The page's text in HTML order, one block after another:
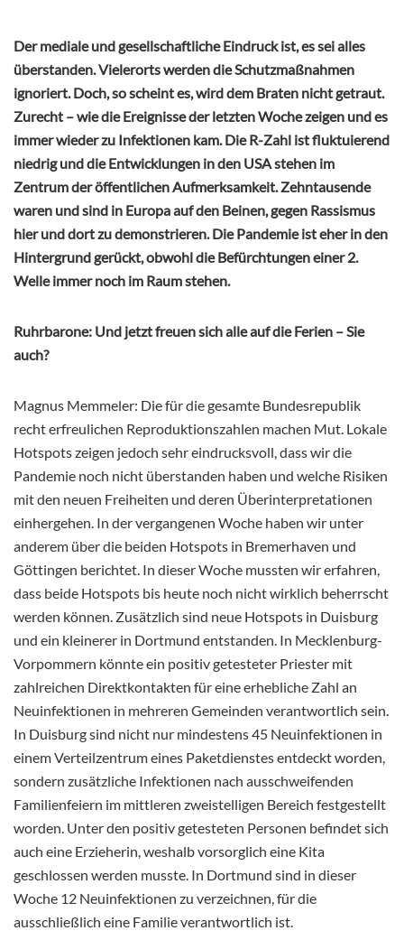
Der mediale und gesellschaftliche Eindruck ist, es sei alles
überstanden. Vielerorts werden die Schutzmaßnahmen
ignoriert. Doch, so scheint es, wird dem Braten nicht getraut.
Zurecht – wie die Ereignisse der letzten Woche zeigen und es
immer wieder zu Infektionen kam. Die R-Zahl ist fluktuierend
niedrig und die Entwicklungen in den USA stehen im
Zentrum der öffentlichen Aufmerksamkeit. Zehntausende
waren und sind in Europa auf den Beinen, gegen Rassismus
hier und dort zu demonstrieren. Die Pandemie ist eher in den
Hintergrund gerückt, obwohl die Befürchtungen einer 2.
Welle immer noch im Raum stehen.
Ruhrbarone: Und jetzt freuen sich alle auf die Ferien – Sie
auch?
Magnus Memmeler: Die für die gesamte Bundesrepublik
recht erfreulichen Reproduktionszahlen machen Mut. Lokale
Hotspots zeigen jedoch sehr eindrucksvoll, dass wirdie
Pandemie noch nicht überstanden haben und welche Risiken
mit den neuen Freiheiten und deren Überinterpretationen
einhergehen. In der vergangenen Woche haben wir unter
anderem über die beiden Hotspots in Bremerhaven und
Göttingen berichtet. In dieser Woche mussten wir erfahren,
dass beide Hotspots bis heute noch nicht wirklich beherrscht
werden können. Zusätzlich sind neue Hotspots in Duisburg
und ein kleinerer in Dortmund entstanden. In Mecklenburg-
Vorpommern könnte ein positiv getesteter Priester mit
zahlreichen Direktkontakten für eine erhebliche Zahl an
Neuinfektionen in mehreren Gemeinden verantwortlich sein.
In Duisburg sind nicht nur mindestens 45 Neuinfektionen in
einem Verteilzentrum eines Paketdienstes entdeckt worden,
sondern zusätzliche Infektionen nach ausschweifenden
Familienfeiern im mittleren zweistelligen Bereich festgestellt
worden. Unter den positiv getesteten Personen befindet sich
auch eine Erzieherin, weshalb vorsorglich eine Kita
geschlossen werden musste. In Dortmund sind in dieser
Woche 12 Neuinfektionen zu verzeichnen, für die
ausschließlich eine Familie verantwortlich ist.